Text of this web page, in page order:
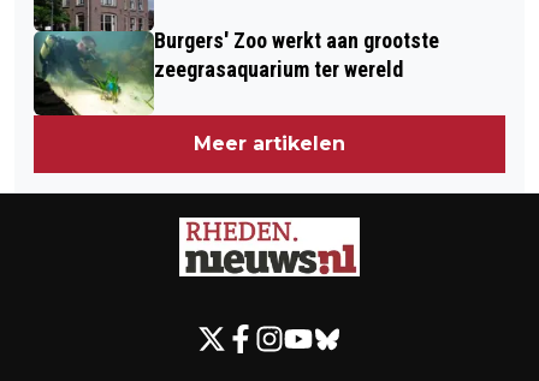
Burgers' Zoo werkt aan grootste
zeegrasaquarium ter wereld
Meer artikelen